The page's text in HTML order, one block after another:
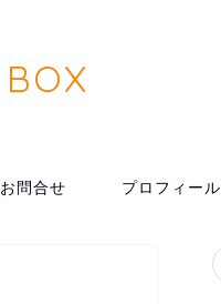
BOX
お問合せ プロフィール